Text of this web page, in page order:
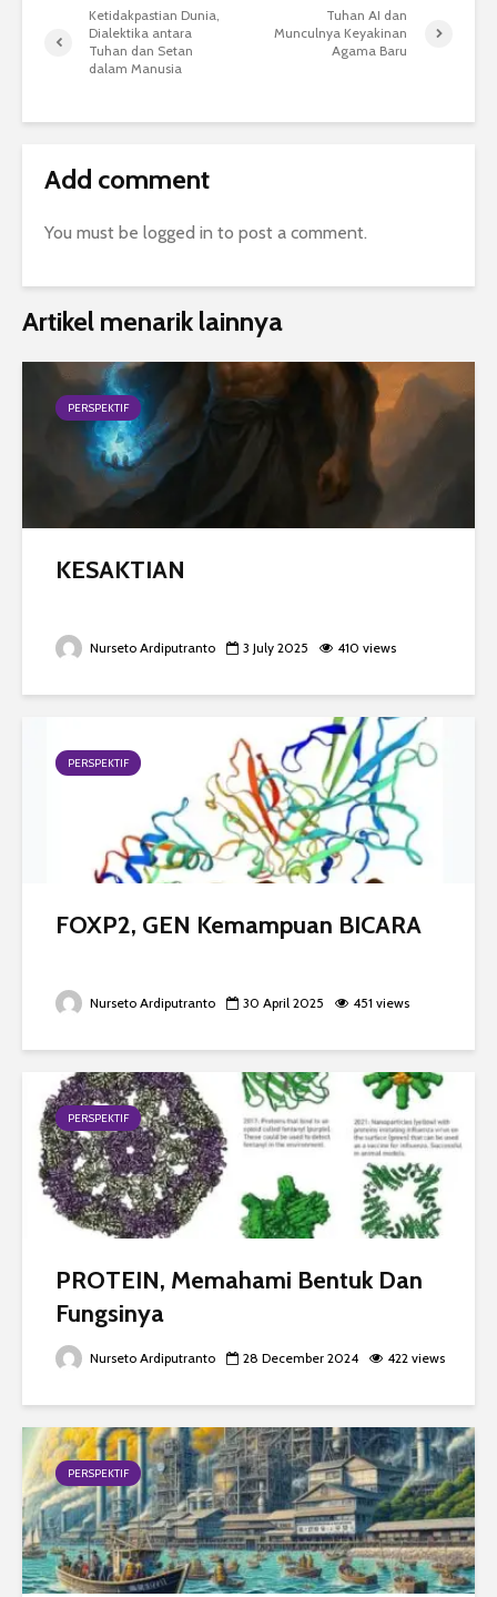
Ketidakpastian Dunia,
Dialektika antara
Tuhan dan Setan
dalam Manusia
Tuhan AI dan
Munculnya Keyakinan
Agama Baru
Add comment
You must be logged in to post a comment.
Artikel menarik lainnya
PERSPEKTIF
KESAKTIAN
Nurseto Ardiputranto 3 July 2025 410 views
PERSPEKTIF
FOXP2, GEN Kemampuan BICARA
Nurseto Ardiputranto 30 April 2025 451 views
PERSPEKTIF
PROTEIN, Memahami Bentuk Dan
Fungsinya
Nurseto Ardiputranto 28 December 2024 422 views
PERSPEKTIF